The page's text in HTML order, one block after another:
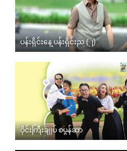
ပန်းရိုင်းနေ့ ပန်းရိုင်းည (၂)
ဝိုင်းကြီးချုပ် စပွန်ဆာ